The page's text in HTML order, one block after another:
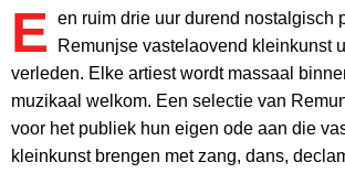
E en ruim drie uur durend nostalgisch
Remunjse vastelaovend kleinkunst
verleden. Elke artiest wordt massaal
muzikaal welkom. Een selectie van
voor het publiek hun eigen ode aan die
kleinkunst brengen met zang, dans,